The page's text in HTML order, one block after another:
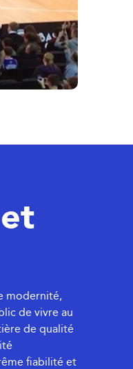
modernité,
de vivre au
de qualité
fiabilité et